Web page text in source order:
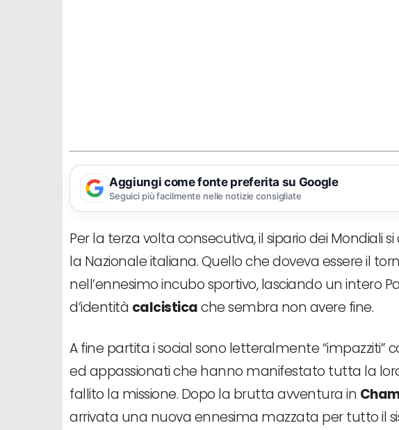
Aggiungi come fonte preferita su Google
Seguici più facilmente nelle notizie consigliate
Per la terza volta consecutiva, il sipario dei Mondiali
la Nazionale italiana. Quello che doveva essere il
nell’ennesimo incubo sportivo, lasciando un intero
d’identità calcisticache sembra non avere fine.
A fine partita i social sono letteralmente “impazziti”
ed appassionati che hanno manifestato tutta la
fallito la missione. Dopo la brutta avventura in
arrivata una nuova ennesima mazzata per tutto il